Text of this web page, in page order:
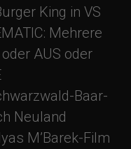
King in VS
Mehrere
AUS oder
Baar-
Neuland
M’Barek-Film